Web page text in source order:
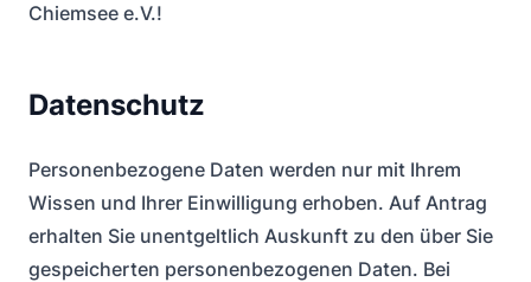
Chiemsee e.V.!
Datenschutz
Personenbezogene Daten werden nur mit Ihrem
Wissen und Ihrer Einwilligung erhoben. Auf Antrag
erhalten Sie unentgeltlich Auskunft zu den über Sie
gespeicherten personenbezogenen Daten. Bei